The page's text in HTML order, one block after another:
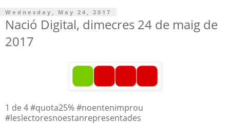
Wednesday, May 24, 2017
Nació Digital, dimecres 24 de maig de
2017
1 de 4 #quota25% #noentenimprou
#leslectoresnoestanrepresentades